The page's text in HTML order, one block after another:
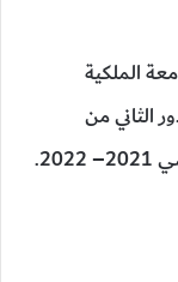
2023 بمقر الجامعة الملكية
الثاني من